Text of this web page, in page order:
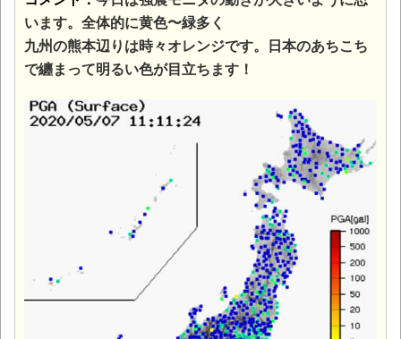
います。全体的に黄色〜緑多く
九州の熊本辺りは時々オレンジです。日本のあちこち
で纏まって明るい色が目立ちます！